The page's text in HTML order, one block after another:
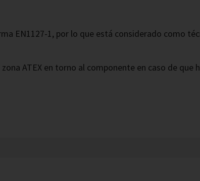
EN1127-1, por lo que está considerado como
ATEX en torno al componente en caso de que